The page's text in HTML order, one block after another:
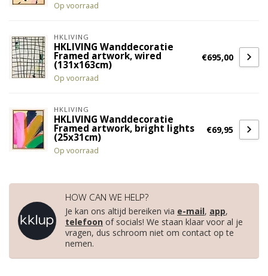
Op voorraad
HKLIVING
HKLIVING Wanddecoratie
Framed artwork, wired
(131x163cm)
Op voorraad
€695,00
HKLIVING
HKLIVING Wanddecoratie
Framed artwork, bright lights
(25x31cm)
Op voorraad
€69,95
HOW CAN WE HELP?
Je kan ons altijd bereiken via e-mail, app,
telefoon of socials! We staan klaar voor al je
vragen, dus schroom niet om contact op te
nemen.